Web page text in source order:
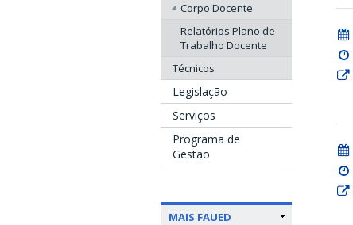
Corpo Docente
Relatórios Plano de
Trabalho Docente
Técnicos
Legislação
Serviços
Programa de
Gestão
MAIS FAUED